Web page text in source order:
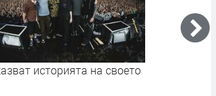
историята на своето